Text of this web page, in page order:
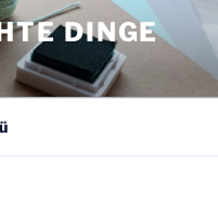
DINGE